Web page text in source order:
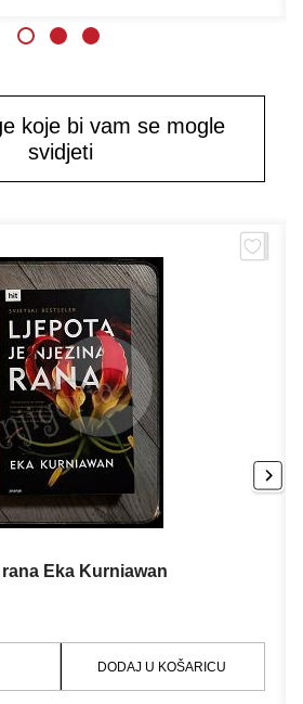
koje bi vam se mogle
svidjeti
Eka Kurniawan
DODAJ U KOŠARICU